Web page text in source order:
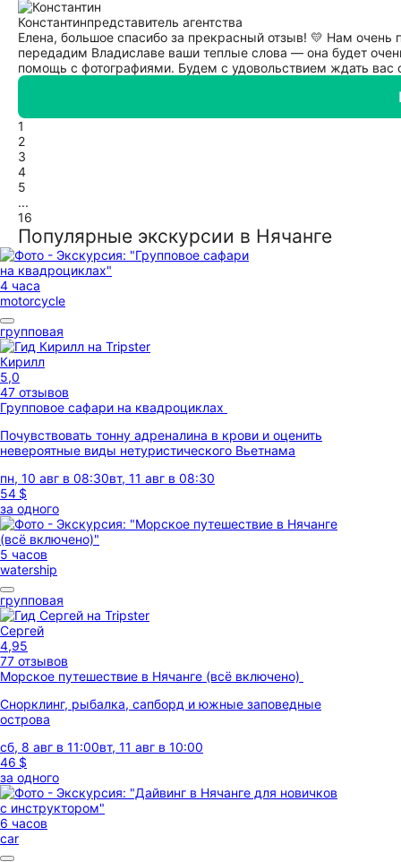
Константинпредставитель агентства
Елена, большое спасибо за прекрасный отзыв! 💛 Нам очень
передадим Владиславе ваши теплые слова — она будет
помощь с фотографиями. Будем с удовольствием ждать вас
1
2
3
4
5
...
16
Популярные экскурсии в Нячанге
4 часа
motorcycle
групповая
Кирилл
5,0
47 отзывов
Групповое сафари на квадроциклах
Почувствовать тонну адреналина в крови и оценить
невероятные виды нетуристического Вьетнама
пн, 10 авг в 08:30вт, 11 авг в 08:30
54 $
за одного
5 часов
watership
групповая
Сергей
4,95
77 отзывов
Морское путешествие в Нячанге (всё включено)
Снорклинг, рыбалка, сапборд и южные заповедные
острова
сб, 8 авг в 11:00вт, 11 авг в 10:00
46 $
за одного
6 часов
car